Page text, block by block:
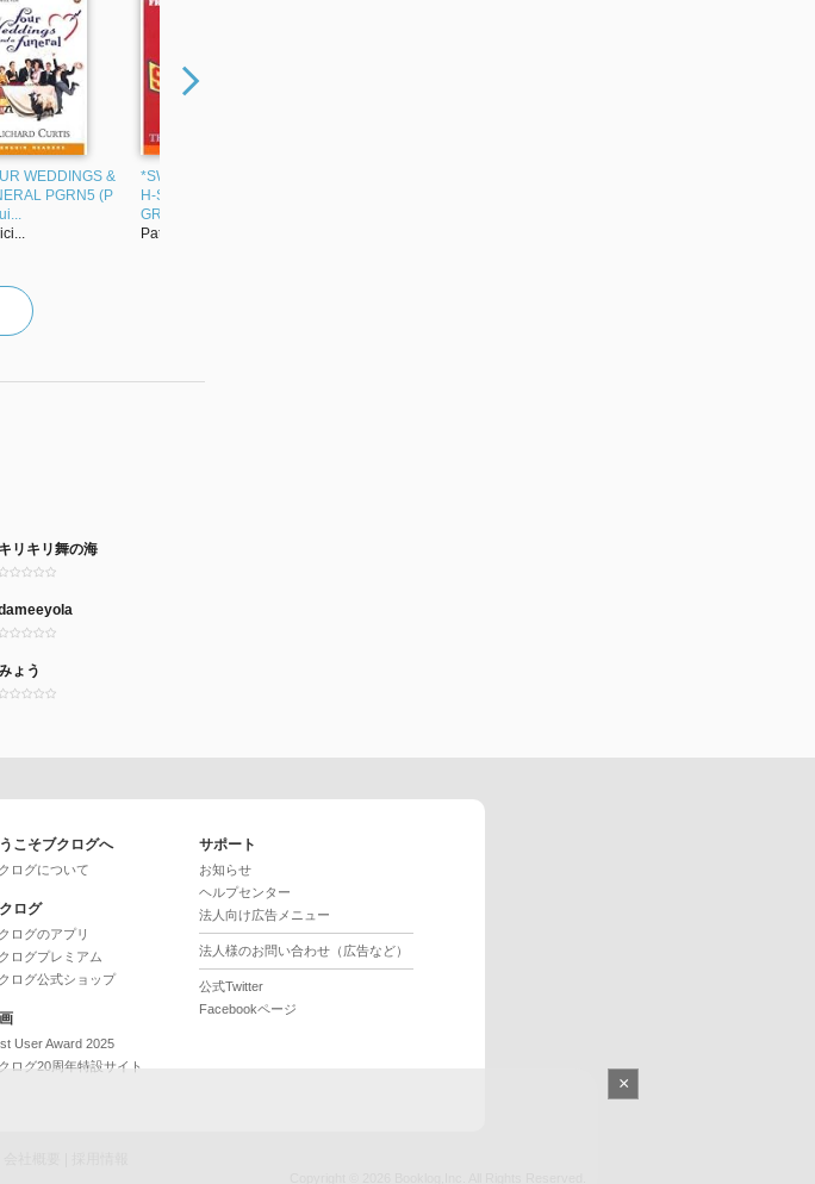
WEDDINGS &
PGRN5 (P
*SWEET VALLEY HIG
H-STOLEN DIARY P
GRN2 ...
Patrici...
キリキリ舞の海
ょう
こそブクログへ
ログについて
ログ
ログのアプリ
ログプレミアム
ログ公式ショップ
User Award 2025
ログ20周年特設サイト
サポート
お知らせ
ヘルプセンター
法人向け広告メニュー
法人様のお問い合わせ（広告など）
公式Twitter
Facebookページ
×